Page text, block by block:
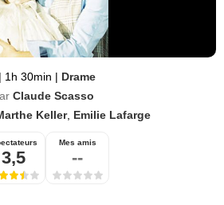
| 1h 30min | Drame
Claude Scasso
Keller, Emilie Lafarge
3,5
Mes amis
--